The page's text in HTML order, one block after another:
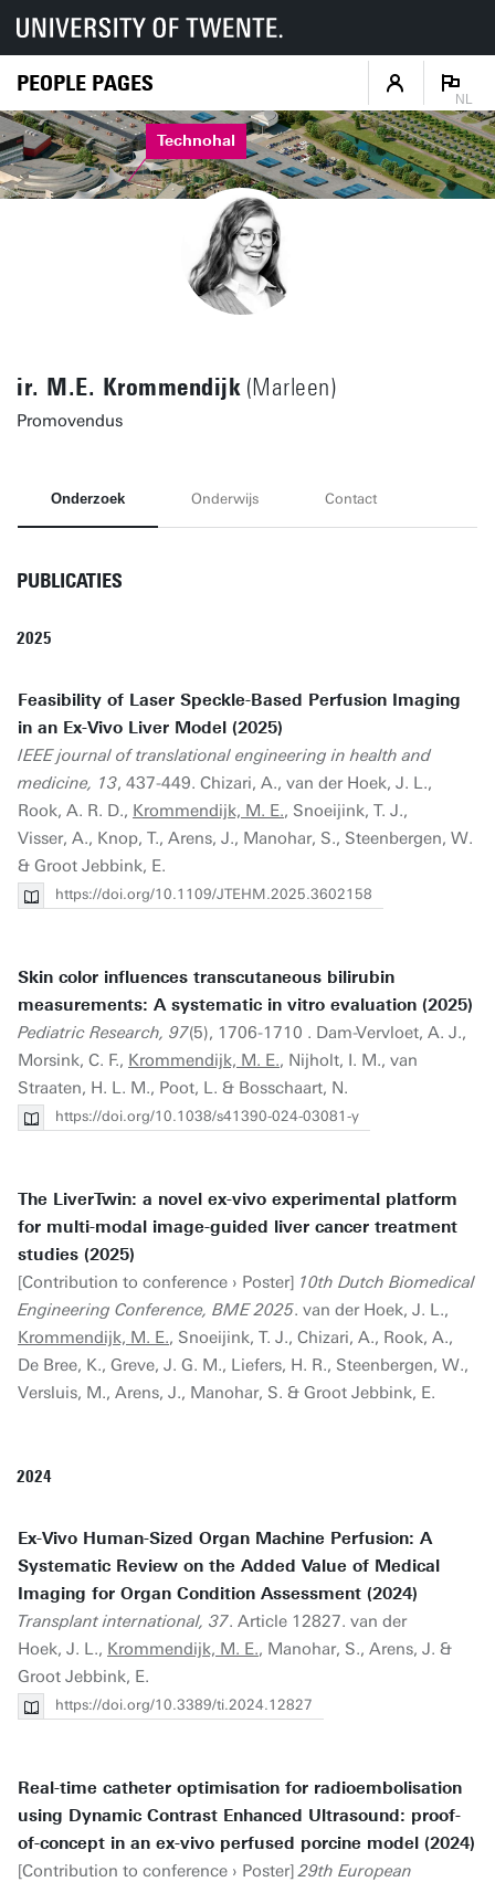
PEOPLE PAGES
NL
Technohal
ir. M.E. Krommendijk(Marleen)
Promovendus
Onderzoek Onderwijs Contact
PUBLICATIES
2025
Feasibility of Laser Speckle-Based Perfusion Imaging
in an Ex-Vivo Liver Model (2025)
IEEE journal of translational engineering in health and
medicine, 13, 437-449. Chizari, A., van der Hoek, J. L.,
Rook, A. R. D., Krommendijk, M. E., Snoeijink, T. J.,
Visser, A., Knop, T., Arens, J., Manohar, S., Steenbergen, W.
& Groot Jebbink, E.
https://doi.org/10.1109/JTEHM.2025.3602158
Skin color influences transcutaneous bilirubin
measurements: A systematic in vitro evaluation (2025)
Pediatric Research, 97(5), 1706-1710 . Dam-Vervloet, A. J.,
Morsink, C. F., Krommendijk, M. E., Nijholt, I. M., van
Straaten, H. L. M., Poot, L. & Bosschaart, N.
https://doi.org/10.1038/s41390-024-03081-y
The LiverTwin: a novel ex-vivo experimental platform
for multi-modal image-guided liver cancer treatment
studies (2025)
[Contribution to conference › Poster] 10th Dutch Biomedical
Engineering Conference, BME 2025. van der Hoek, J. L.,
Krommendijk, M. E., Snoeijink, T. J., Chizari, A., Rook, A.,
De Bree, K., Greve, J. G. M., Liefers, H. R., Steenbergen, W.,
Versluis, M., Arens, J., Manohar, S. & Groot Jebbink, E.
2024
Ex-Vivo Human-Sized Organ Machine Perfusion: A
Systematic Review on the Added Value of Medical
Imaging for Organ Condition Assessment (2024)
Transplant international, 37. Article 12827. van der
Hoek, J. L., Krommendijk, M. E., Manohar, S., Arens, J. &
Groot Jebbink, E.
https://doi.org/10.3389/ti.2024.12827
Real-time catheter optimisation for radioembolisation
using Dynamic Contrast Enhanced Ultrasound: proof-
of-concept in an ex-vivo perfused porcine model (2024)
[Contribution to conference › Poster]29th European